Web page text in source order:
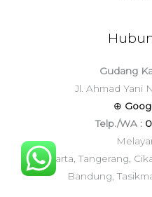
Gudang
Jl. Ahmad Yani
⊕
Telp./WA :
Jakarta, Tangerang,
Bandung,